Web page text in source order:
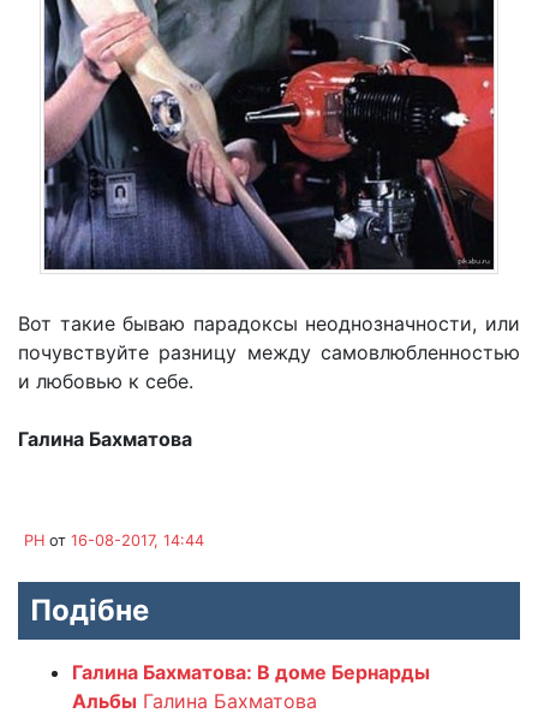
Вот такие бываю парадоксы неоднозначности, или
почувствуйте разницу между самовлюбленностью
и любовью к себе.
Галина Бахматова
PH от 16-08-2017, 14:44
Подібне
Галина Бахматова: В доме Бернарды
Альбы Галина Бахматова